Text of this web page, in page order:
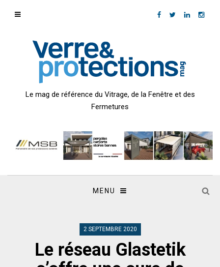
Le mag de référence du Vitrage, de la Fenêtre et des
Fermetures
MENU
2 SEPTEMBRE 2020
Le réseau Glastetik